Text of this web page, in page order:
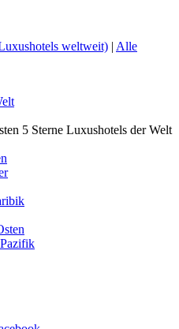
weltweit) | Alle
5 Sterne Luxushotels der Welt